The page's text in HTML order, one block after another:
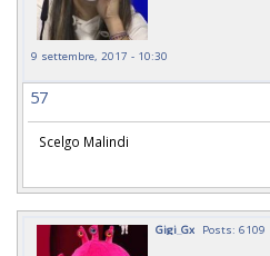
9 settembre, 2017 - 10:30
57
Scelgo Malindi
Gigi_Gx Posts: 6109